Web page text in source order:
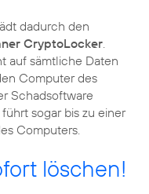
dadurch den
CryptoLocker
auf sämtliche Daten
Computer des
Schadsoftware
sogar bis zu einer
Computers.
löschen!